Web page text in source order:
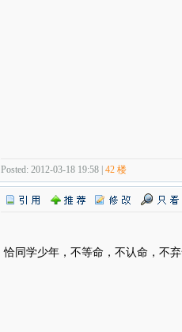
Posted: 2012-03-18 19:58 | 42 楼
恰同学少年，不等命，不认命，不